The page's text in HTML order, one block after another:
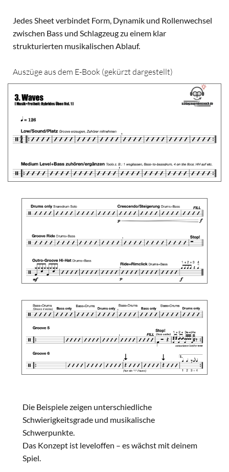
Jedes Sheet verbindet Form, Dynamik und Rollenwechsel
zwischen Bass und Schlagzeug zu einem klar
strukturierten musikalischen Ablauf.
Auszüge aus dem E-Book (gekürzt dargestellt)
Die Beispiele zeigen unterschiedliche
Schwierigkeitsgrade und musikalische
Schwerpunkte.
Das Konzept ist leveloffen – es wächst mit deinem
Spiel.